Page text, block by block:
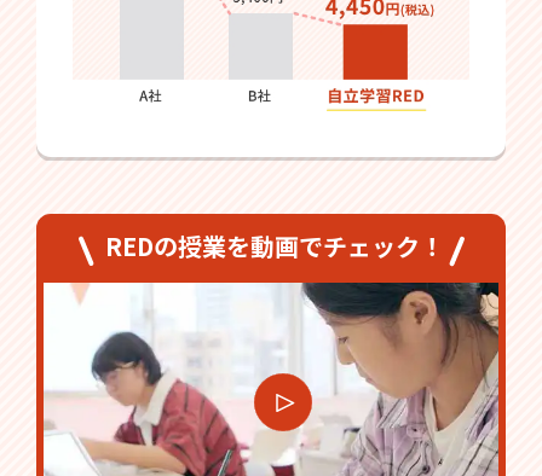
REDの授業を動画でチェック！